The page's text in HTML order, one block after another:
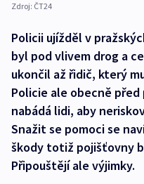
Zdroj: ČT24
Policii ujížděl v
byl pod vlivem drog a
ukončil až řidič, který
Policie ale obecně
nabádá lidi, aby
Snažit se pomoci se
škody totiž pojišťovny
Připouštějí ale výjimky.